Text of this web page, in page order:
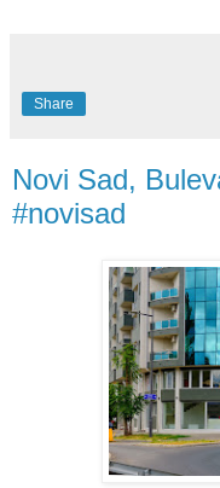
Share
Novi Sad,
#novisad